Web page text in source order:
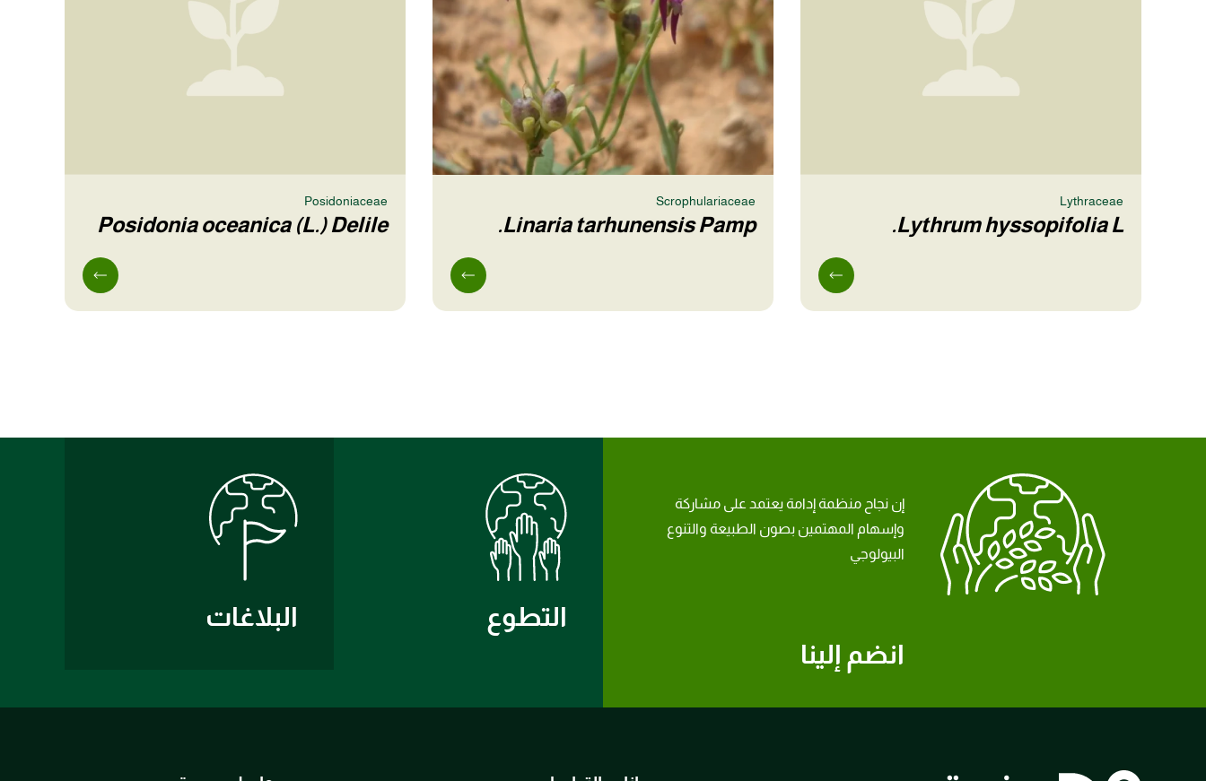
Lythraceae
Lythrum hyssopifolia L.
Scrophulariaceae
Linaria tarhunensis Pamp.
Posidoniaceae
Posidonia oceanica (L.) Delile
انضم إلينا
إن نجاح منظمة إدامة يعتمد على مشاركة
وإسهام المهتمين بصون الطبيعة والتنوع
البيولوجي
التطوع البلاغات